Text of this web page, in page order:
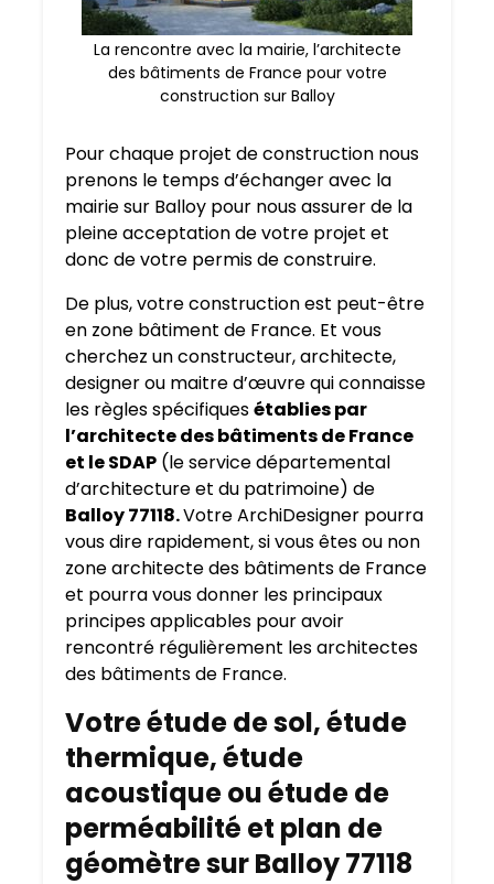
La rencontre avec la mairie, l’architecte
des bâtiments de France pour votre
construction sur Balloy
Pour chaque projet de construction nous
prenons le temps d’échanger avec la
mairie sur Balloy pour nous assurer de la
pleine acceptation de votre projet et
donc de votre permis de construire.
De plus, votre construction est peut-être
en zone bâtiment de France. Et vous
cherchez un constructeur, architecte,
designer ou maitre d’œuvre qui connaisse
les règles spécifiquesétablies par
l’architecte des bâtiments de France
et le SDAP (le service départemental
d’architecture et du patrimoine) de
Balloy 77118.Votre ArchiDesigner pourra
vous dire rapidement, si vous êtes ou non
zone architecte des bâtiments de France
et pourra vous donner les principaux
principes applicables pour avoir
rencontré régulièrement les architectes
des bâtiments de France.
Votre étude de sol, étude
thermique, étude
acoustique ou étude de
perméabilité et plan de
géomètre sur Balloy 77118